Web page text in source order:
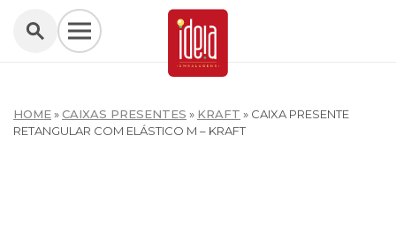
HOME»CAIXAS PRESENTES » KRAFT » CAIXA PRESENTE
RETANGULAR COM ELÁSTICO M – KRAFT